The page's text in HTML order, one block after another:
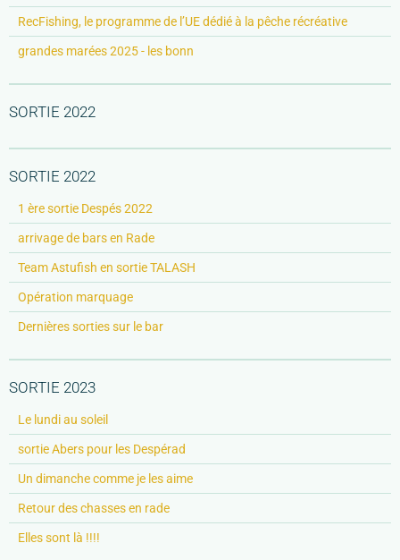
RecFishing, le programme de l’UE dédié à la pêche récréative
grandes marées 2025 - les bonn
SORTIE 2022
SORTIE 2022
1 ère sortie Despés 2022
arrivage de bars en Rade
Team Astufish en sortie TALASH
Opération marquage
Dernières sorties sur le bar
SORTIE 2023
Le lundi au soleil
sortie Abers pour les Despérad
Un dimanche comme je les aime
Retour des chasses en rade
Elles sont là !!!!